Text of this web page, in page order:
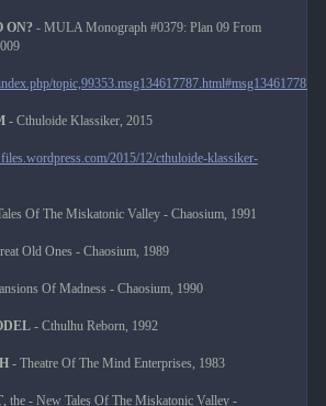
ON?- MULA Monograph #0379: Plan 09 From
topic,99353.msg134617787.html#msg134617787
- Cthuloide Klassiker, 2015
2015/12/cthuloide-klassiker-
Of The Miskatonic Valley - Chaosium, 1991
Old Ones - Chaosium, 1989
Of Madness - Chaosium, 1990
- Cthulhu Reborn, 1992
- Theatre Of The Mind Enterprises, 1983
, the - New Tales Of The Miskatonic Valley -